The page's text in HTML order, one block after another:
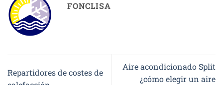
FONCLISA
Repartidores de costes de
Aire acondicionado Split
¿cómo elegir un aire